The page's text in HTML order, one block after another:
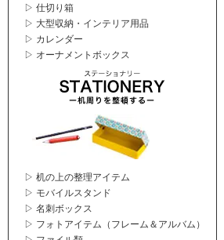
▷ 仕切り箱
▷ 大型収納・インテリア用品
▷ カレンダー
▷ オーナメントボックス
▷ 机の上の整理アイテム
▷ モバイルスタンド
▷ 名刺ボックス
▷ フォトアイテム（フレーム＆アルバム）